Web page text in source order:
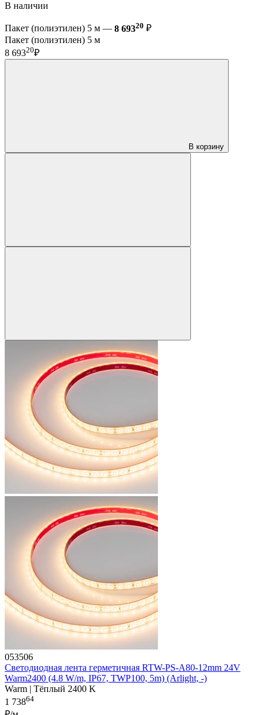
В наличии
Пакет (полиэтилен) 5 м — 8 69320 ₽
Пакет (полиэтилен) 5 м
8 69320₽
В корзину
053506
Светодиодная лента герметичная RTW-PS-A80-12mm 24V
Warm2400 (4.8 W/m, IP67, TWP100, 5m) (Arlight, -)
Warm | Тёплый 2400 K
1 73864